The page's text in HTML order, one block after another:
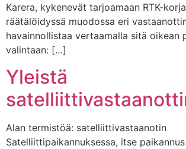
Karera, kykenevät tarjoamaan RTK-
räätälöidyssä muodossa eri
havainnollistaa vertaamalla sitä oikean
valintaan: […]
Yleistä
Alan termistöä: satelliittivastaanotin
Satelliittipaikannuksessa, itse